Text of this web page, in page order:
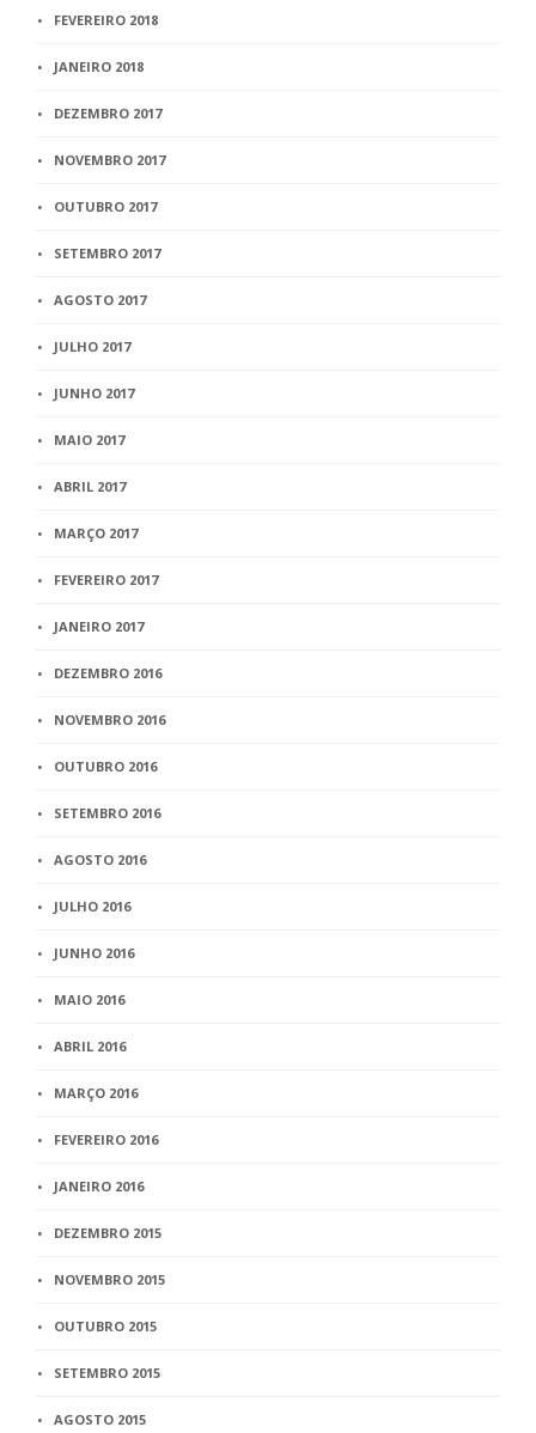
FEVEREIRO 2018
JANEIRO 2018
DEZEMBRO 2017
NOVEMBRO 2017
OUTUBRO 2017
SETEMBRO 2017
AGOSTO 2017
JULHO 2017
JUNHO 2017
MAIO 2017
ABRIL 2017
MARÇO 2017
FEVEREIRO 2017
JANEIRO 2017
DEZEMBRO 2016
NOVEMBRO 2016
OUTUBRO 2016
SETEMBRO 2016
AGOSTO 2016
JULHO 2016
JUNHO 2016
MAIO 2016
ABRIL 2016
MARÇO 2016
FEVEREIRO 2016
JANEIRO 2016
DEZEMBRO 2015
NOVEMBRO 2015
OUTUBRO 2015
SETEMBRO 2015
AGOSTO 2015